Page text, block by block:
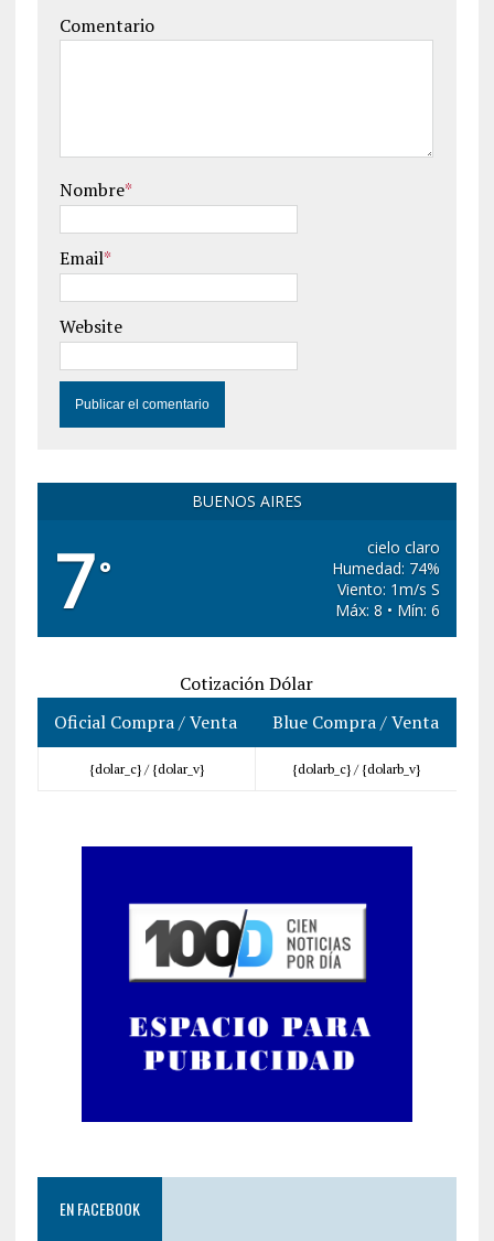
Comentario
Nombre*
Email*
Website
BUENOS AIRES
7°
cielo claro
Humedad: 74%
Viento: 1m/s S
Máx: 8 • Mín: 6
Cotización Dólar
Oficial Compra / Venta
Blue Compra / Venta
{dolar_c} / {dolar_v} {dolarb_c} / {dolarb_v}
EN FACEBOOK